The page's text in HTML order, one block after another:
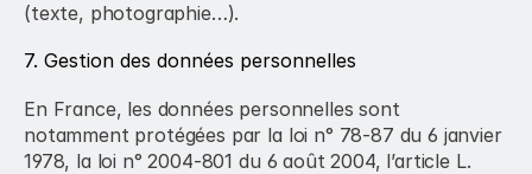
(texte, photographie…).
7. Gestion des données personnelles
En France, les données personnelles sont
notamment protégées par la loi n° 78-87 du 6 janvier
1978, la loi n° 2004-801 du 6 août 2004, l’article L.